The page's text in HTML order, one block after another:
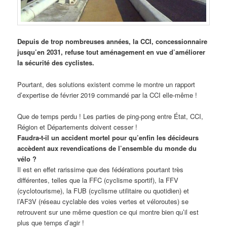
Depuis de trop nombreuses années, la CCI, concessionnaire
jusqu’en 2031, refuse tout aménagement en vue d’améliorer
la sécurité des cyclistes.
Pourtant, des solutions existent comme le montre un rapport
d’expertise de février 2019 commandé par la CCI elle-même !
Que de temps perdu ! Les parties de ping-pong entre État, CCI,
Région et Départements doivent cesser !
Faudra-t-il un accident mortel pour qu’enfin les décideurs
accèdent aux revendications de l’ensemble du monde du
vélo ?
Il est en effet rarissime que des fédérations pourtant très
différentes, telles que la FFC (cyclisme sportif), la FFV
(cyclotourisme), la FUB (cyclisme utilitaire ou quotidien) et
l’AF3V (réseau cyclable des voies vertes et véloroutes) se
retrouvent sur une même question ce qui montre bien qu’il est
plus que temps d’agir !